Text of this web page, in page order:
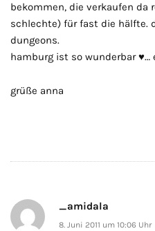
bekommen, die verkaufen da
schlechte) für fast die hälfte.
dungeons.
hamburg ist so wunderbar ♥…
grüße anna
_amidala
8. Juni 2011 um 10:06 Uhr